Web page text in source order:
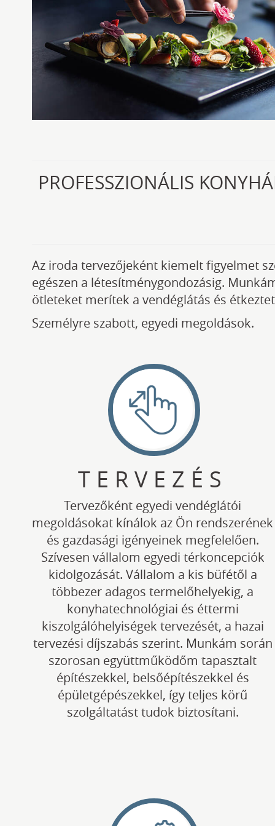
PROFESSZIONÁLIS
Az iroda tervezőjeként kiemelt figyelmet
egészen a létesítménygondozásig.
ötleteket merítek a vendéglátás és
Személyre szabott, egyedi megoldások.
TERVEZÉS
Tervezőként egyedi vendéglátói
megoldásokat kínálok az Ön rendszerének
és gazdasági igényeinek megfelelően.
Szívesen vállalom egyedi térkoncepciók
kidolgozását. Vállalom a kis büfétől a
többezer adagos termelőhelyekig, a
konyhatechnológiai és éttermi
kiszolgálóhelyiségek tervezését, a hazai
tervezési díjszabás szerint. Munkám során
szorosan együttműködőm tapasztalt
építészekkel, belsőépítészekkel és
épületgépészekkel, így teljes körű
szolgáltatást tudok biztosítani.